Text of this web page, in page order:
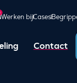
Werken bijCases
Contact